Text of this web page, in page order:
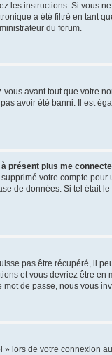
les instructions. Si vous
a été filtré en tant
du forum.
avant tout que votre
avoir été banni. Il est
présent plus me
supprimé votre compte
de données. Si tel était
pas être récupéré, il
et vous devriez être
de passe, nous vous
lors de votre connexion